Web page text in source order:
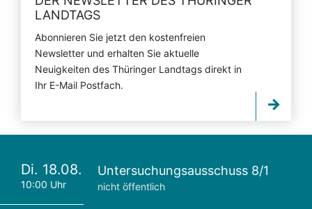
LANDTAGS
Abonnieren Sie jetzt den kostenfreien
Newsletter und erhalten Sie aktuelle
Neuigkeiten des Thüringer Landtags direkt in
Ihr E-Mail Postfach.
Di. 18.08.
10:00 Uhr
Untersuchungsausschuss 8/1
nicht öffentlich